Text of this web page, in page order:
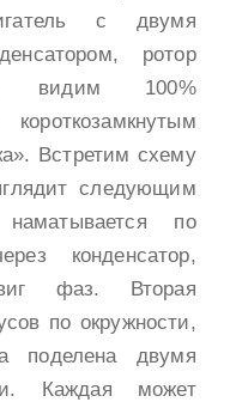
с двумя
ротор
видим 100%
Встретим схему
следующим
по
конденсатор,
фаз. Вторая
по окружности,
поделена двумя
Каждая может